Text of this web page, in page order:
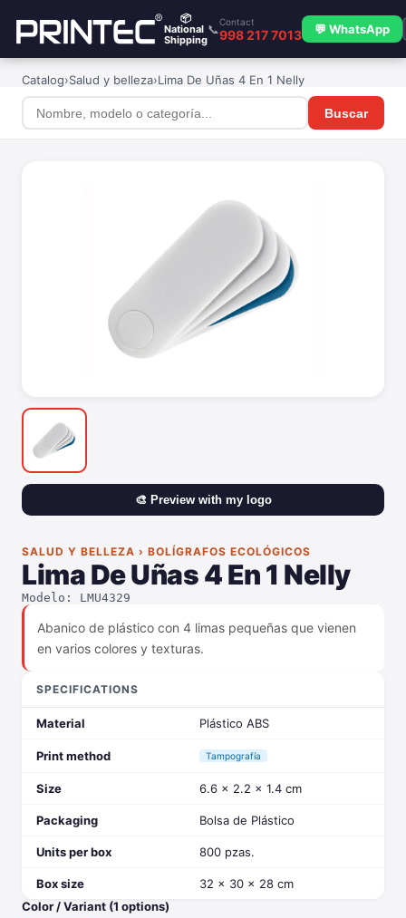
📦
National
Shipping
📞
Contact
998 217 7013 💬 WhatsApp
Catalog›Salud y belleza›Lima De Uñas 4 En 1 Nelly
Buscar
🎨 Preview with my logo
SALUD Y BELLEZA › BOLÍGRAFOS ECOLÓGICOS
Lima De Uñas 4 En 1 Nelly
Modelo: LMU4329
Abanico de plástico con 4 limas pequeñas que vienen
en varios colores y texturas.
SPECIFICATIONS
Material Plástico ABS
Print method Tampografía
Size 6.6 x 2.2 x 1.4 cm
Packaging Bolsa de Plástico
Units per box 800 pzas.
Box size
32 x 30 x 28 cm
Color / Variant (1 options)